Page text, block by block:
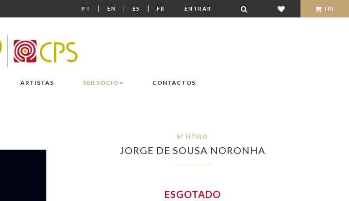
PT | EN | ES | FR ENTRAR (0)
ARTISTAS SER SÓCIO CONTACTOS
S/ TÍTULO
JORGE DE SOUSA NORONHA
ESGOTADO